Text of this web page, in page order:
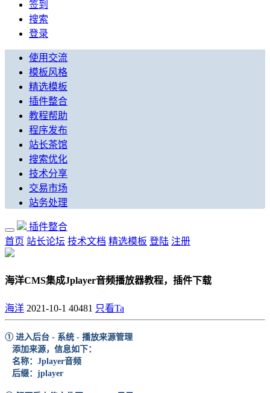
签到
搜索
登录
使用交流
模板风格
精选模板
插件整合
教程帮助
程序发布
站长茶馆
搜索优化
技术分享
交易市场
站务处理
插件整合
首页 站长论坛 技术文档 精选模板 登陆 注册
海洋CMS集成Jplayer音频播放器教程，插件下载
海洋 2021-10-1 40481 只看Ta
① 进入后台 - 系统 - 播放来源管理
添加来源，信息如下：
名称：Jplayer音频
后缀：jplayer